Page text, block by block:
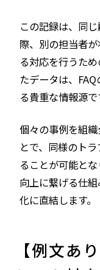
この記録は、同
際、別の担当者
る対応を行うた
たデータは、
る貴重な情報源で
個々の事例を組
とで、同様のト
ることが可能と
向上に繋げる仕
化に直結します。
【例文あ